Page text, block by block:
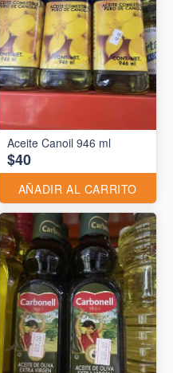
Aceite Canoil 946 ml
$40
AÑADIR AL CARRITO